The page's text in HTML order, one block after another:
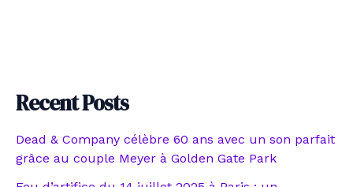
Recent Posts
Dead & Company célèbre 60 ans avec un son parfait
grâce au couple Meyer à Golden Gate Park